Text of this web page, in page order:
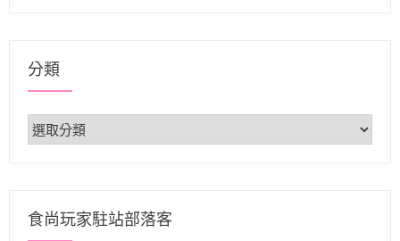
分類
分
類
食尚玩家駐站部落客